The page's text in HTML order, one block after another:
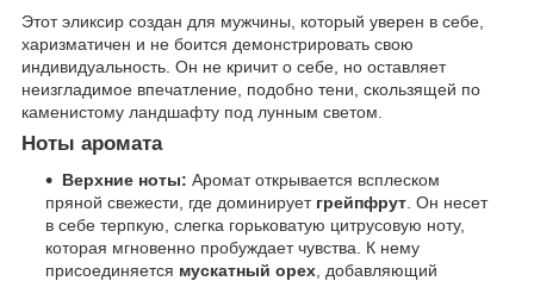
Этот эликсир создан для мужчины, который уверен в себе,
харизматичен и не боится демонстрировать свою
индивидуальность. Он не кричит о себе, но оставляет
неизгладимое впечатление, подобно тени, скользящей по
каменистому ландшафту под лунным светом.
Ноты аромата
Верхние ноты: Аромат открывается всплеском
пряной свежести, где доминирует грейпфрут . Он несет
в себе терпкую, слегка горьковатую цитрусовую ноту,
которая мгновенно пробуждает чувства. К нему
присоединяется мускатный орех , добавляющий